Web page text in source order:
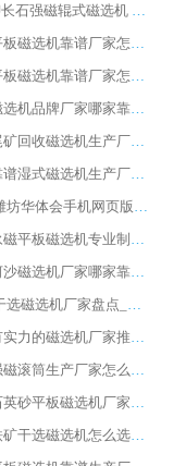
高效钾长石强磁辊式磁选机 华体会手机网页版-华体会(中国) 专业制造品质值得信赖
2026平板磁选机靠谱厂家怎么选？华体会手机网页版-华体会(中国) 凭硬实力甄选合作品牌
2026平板磁选机靠谱厂家怎么选？华体会手机网页版-华体会(中国) 凭硬实力甄选合作品牌
2026磁选机品牌厂家哪家靠谱?行业优选华体会手机网页版-华体会(中国) 实力出众
2026尾矿回收磁选机生产厂家哪家好_行业推荐华体会手机网页版-华体会(中国)
2026靠谱湿式磁选机生产厂家推荐 华体会手机网页版-华体会(中国) 技术与实力兼具
2026 潍坊华体会手机网页版-华体会(中国) _矿用 RCT永磁滚筒提纯设备 厂家实力与应用优势全解析
2026永磁平板磁选机专业制造 华体会手机网页版-华体会(中国) 靠谱生产厂家
2026河沙磁选机厂家哪家靠谱?华体会手机网页版-华体会(中国) 优质河沙磁选机厂家推荐
2026 干选磁选机厂家盘点_华体会手机网页版-华体会(中国) 靠谱品牌选型指南
2026有实力的磁选机厂家推荐_华体会手机网页版-华体会(中国) _行业标杆与优质厂商盘点
2026强磁滚筒生产厂家怎么选?行业口碑推荐华体会手机网页版-华体会(中国)
2026石英砂平板磁选机厂家推荐 华体会手机网页版-华体会(中国) 技术实力备受行业认可
2026铁矿干选磁选机怎么选?源头厂家华体会手机网页版-华体会(中国) ，用实力说话